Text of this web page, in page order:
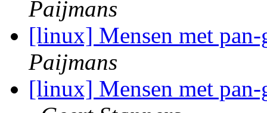
Paijmans
[linux] Mensen met
Paijmans
[linux] Mensen met pan-